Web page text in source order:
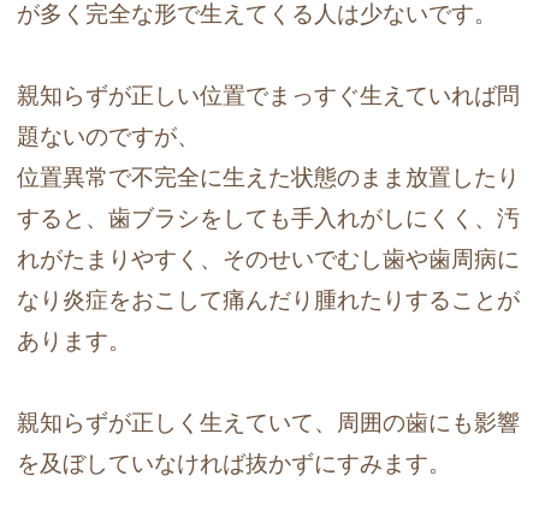
が多く完全な形で生えてくる人は少ないです。
親知らずが正しい位置でまっすぐ生えていれば問
題ないのですが、
位置異常で不完全に生えた状態のまま放置したり
すると、歯ブラシをしても手入れがしにくく、汚
れがたまりやすく、そのせいでむし歯や歯周病に
なり炎症をおこして痛んだり腫れたりすることが
あります。
親知らずが正しく生えていて、周囲の歯にも影響
を及ぼしていなければ抜かずにすみます。